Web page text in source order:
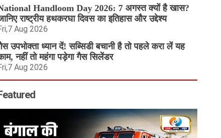
Handloom Day 2026: 7 अगस्त क्यों है खास?
राष्ट्रीय हथकरघा दिवस का इतिहास और उद्देश्य
Aug 2026
उपभोक्ता ध्यान दें! सब्सिडी बचानी है तो पहले करा लें यह
नहीं तो महंगा पड़ेगा गैस सिलेंडर
Aug 2026